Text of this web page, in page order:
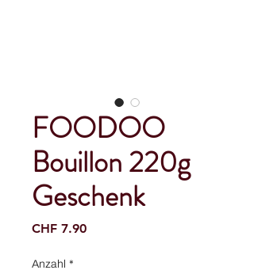
FOODOO
Bouillon 220g
Geschenk
CHF 7.90Preis
Anzahl *